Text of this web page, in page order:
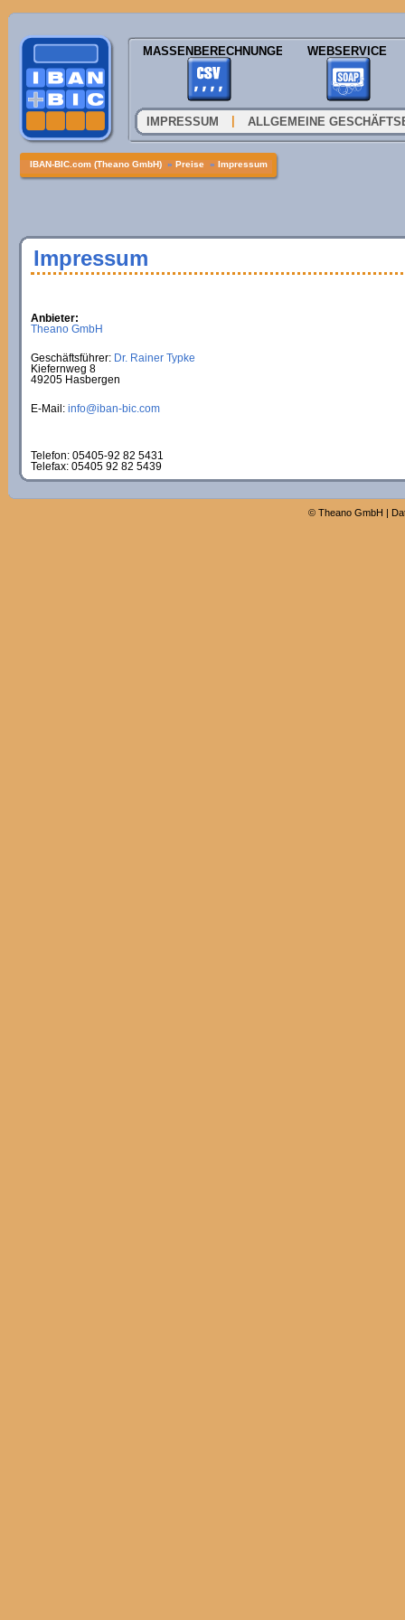
MASSENBERECHNUNGEN WEBSERVICE
IMPRESSUM ALLGEMEINE
IBAN-BIC.com (Theano GmbH) » Preise » Impressum
Impressum
Anbieter:
Theano GmbH
Geschäftsführer: Dr. Rainer Typke
Kiefernweg 8
49205 Hasbergen
E-Mail: info@iban-bic.com
Telefon: 05405-92 82 5431
Telefax: 05405 92 82 5439
© Theano GmbH |